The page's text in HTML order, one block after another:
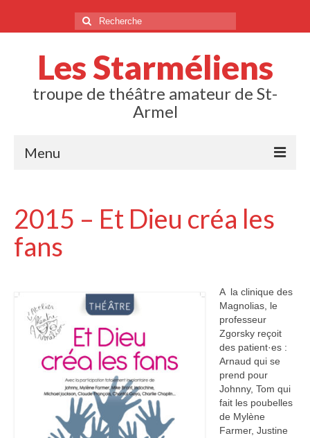
Rechercher
:
Les Starméliens
troupe de théâtre amateur de St-
Armel
Menu
2025 – La parade de Mr Auguste
2024 – Une semaine pas plus
2022 – Fricotage et coquillettes
2021 – Bang public
2020 – Sincère à rien
2019 – Appelez-moi bichette !
2018 – Bandit chéri
2015 – Et Dieu créa les
fans
A  la clinique des
Magnolias, le
professeur
Zgorsky reçoit
des patient·es :
Arnaud qui se
prend pour
Johnny, Tom qui
fait les poubelles
de Mylène
Farmer, Justine